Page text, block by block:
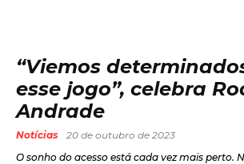
“Viemos
esse jogo”, celebra
Andrade
Notícias
20 de outubro de 2023
O sonho do acesso está cada vez mais perto.